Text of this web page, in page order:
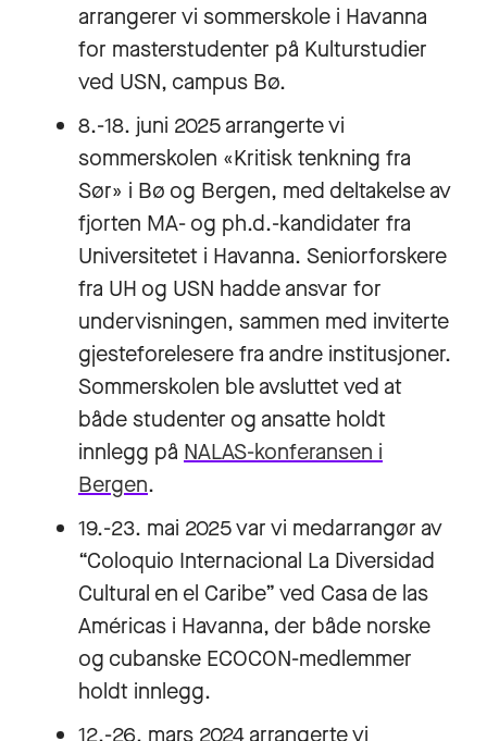
arrangerer vi sommerskole i Havanna
for masterstudenter på Kulturstudier
ved USN, campus Bø.
8.-18. juni 2025 arrangerte vi
sommerskolen «Kritisk tenkning fra
Sør» i Bø og Bergen, med deltakelse av
fjorten MA- og ph.d.-kandidater fra
Universitetet i Havanna. Seniorforskere
fra UH og USN hadde ansvar for
undervisningen, sammen med inviterte
gjesteforelesere fra andre institusjoner.
Sommerskolen ble avsluttet ved at
både studenter og ansatte holdt
innlegg på NALAS-konferansen i
Bergen.
19.-23. mai 2025 var vi medarrangør av
“Coloquio Internacional La Diversidad
Cultural en el Caribe” ved Casa de las
Américas i Havanna, der både norske
og cubanske ECOCON-medlemmer
holdt innlegg.
12.-26. mars 2024 arrangerte vi